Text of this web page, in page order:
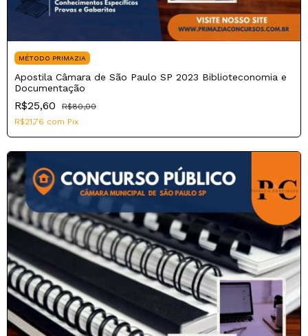
MÉTODO PRIMAZIA
Apostila Câmara de São Paulo SP 2023 Biblioteconomia e
Documentação
R$25,60
R$80,00
R$21,76 com Pix